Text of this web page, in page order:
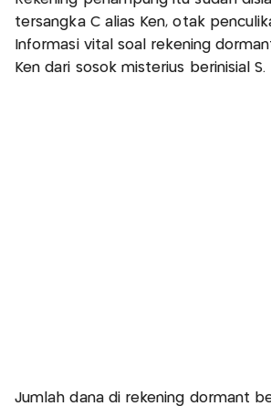
tersangka C alias Ken, otak
Informasi vital soal rekening
Ken dari sosok misterius berinisial S.
Jumlah dana di rekening dormant